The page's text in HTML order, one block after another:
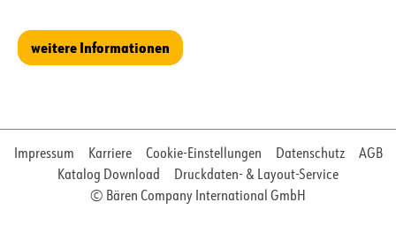
weitere Informationen
Impressum Karriere Cookie-Einstellungen Datenschutz
AGB
Katalog Download
Druckdaten- & Layout-Service
© Bären Company International GmbH